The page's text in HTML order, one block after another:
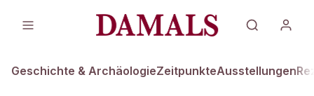
Geschichte & ArchäologieZeitpunkteAusstellungen